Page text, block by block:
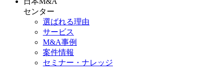
センター
選ばれる理由
サービス
M&A事例
案件情報
セミナー・ナレッジ